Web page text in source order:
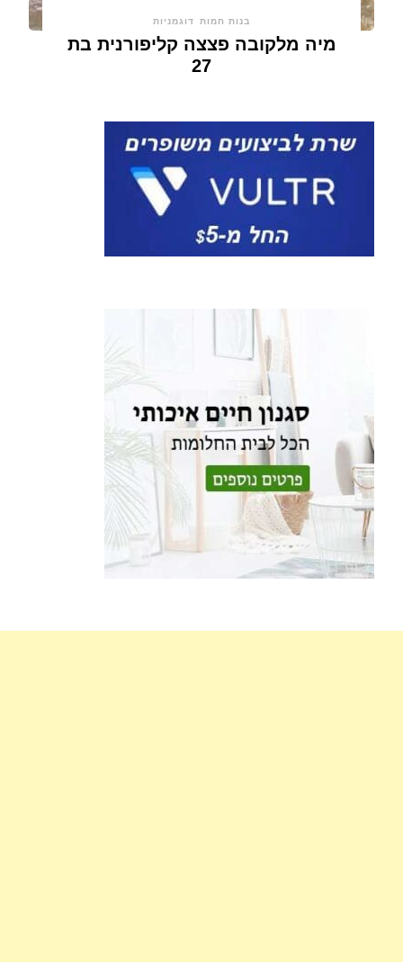
בנות חמות דוגמניות
מיה מלקובה פצצה קליפורנית בת
27